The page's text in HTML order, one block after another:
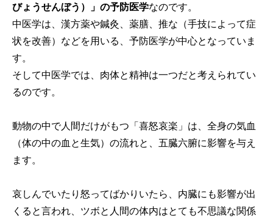
びょうせんぼう）」の予防医学なのです。
中医学は、漢方薬や鍼灸、薬膳、推な（手技によって症
状を改善）などを用いる、予防医学が中心となっていま
す。
そして中医学では、肉体と精神は一つだと考えられてい
るのです。
動物の中で人間だけがもつ「喜怒哀楽」は、全身の気血
（体の中の血と生気）の流れと、五臓六腑に影響を与え
ます。
哀しんでいたり怒ってばかりいたら、内臓にも影響が出
くると言われ、ツボと人間の体内はとても不思議な関係